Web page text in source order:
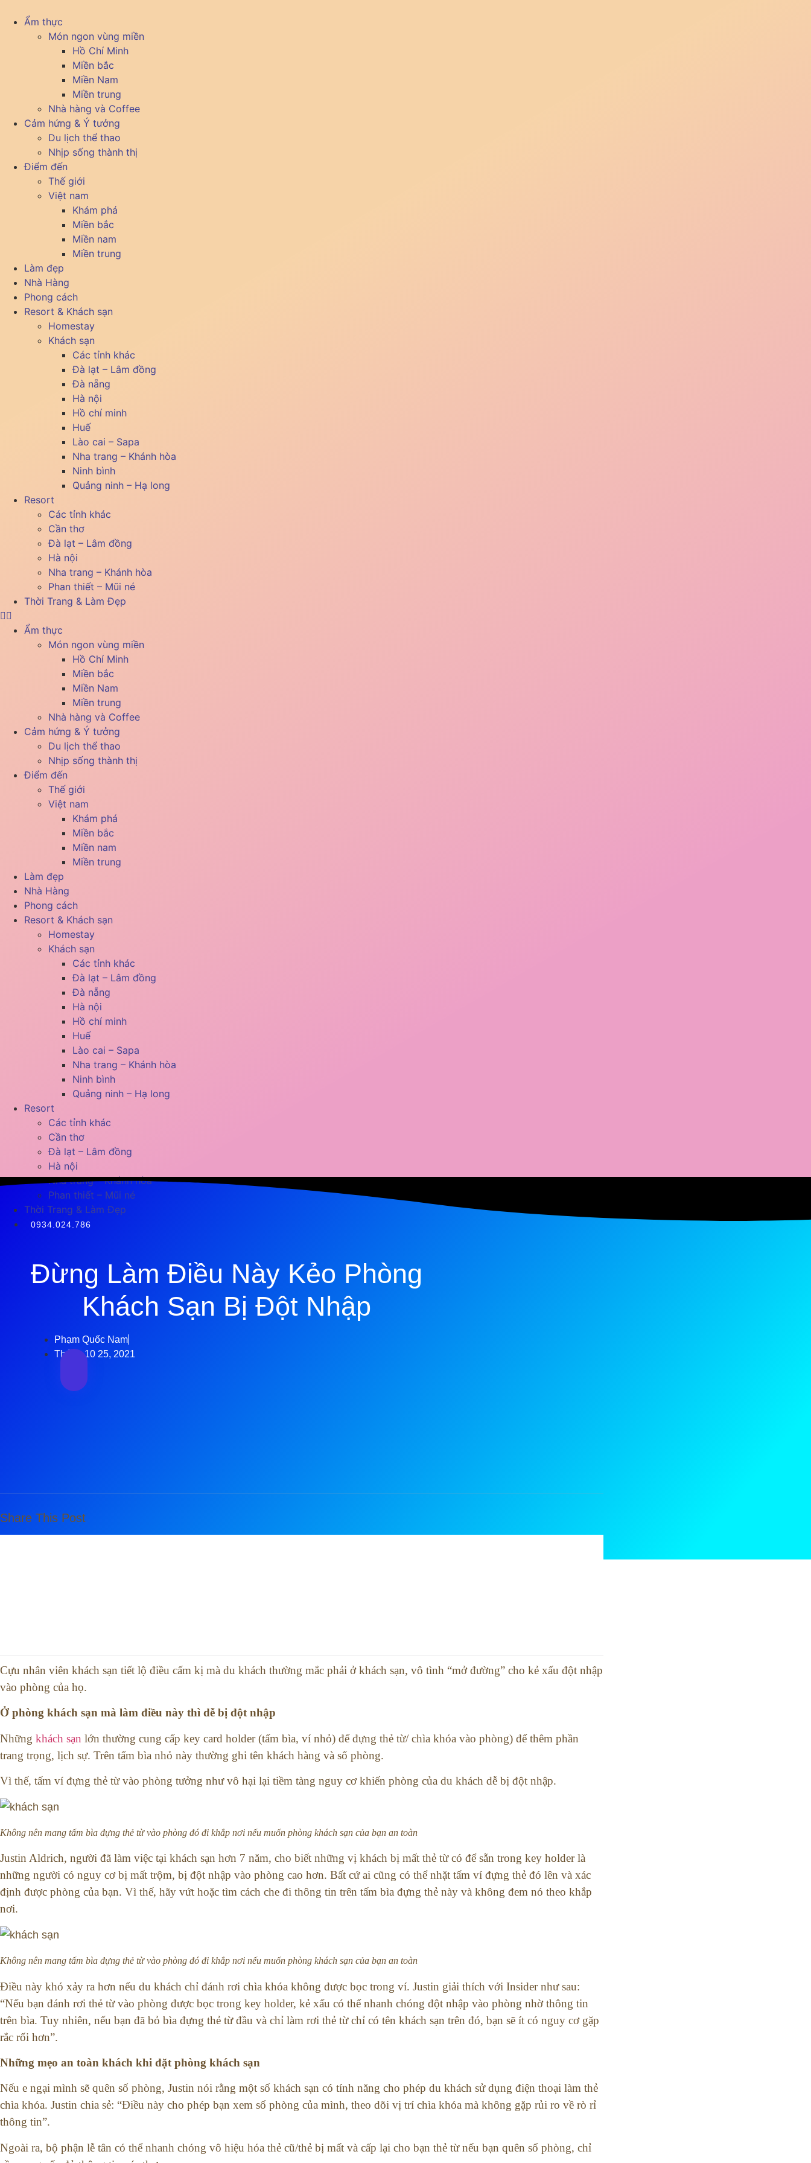
đến
Ẩm thực
Món ngon vùng miền
Hồ Chí Minh
Miền bắc
Miền Nam
Miền trung
Nhà hàng và Coffee
Cảm hứng & Ý tưởng
Du lịch thể thao
Nhịp sống thành thị
Điểm đến
Thế giới
Việt nam
Khám phá
Miền bắc
Miền nam
Miền trung
Làm đẹp
Nhà Hàng
Phong cách
Resort & Khách sạn
Homestay
Khách sạn
Các tỉnh khác
Đà lạt – Lâm đồng
Đà nẵng
Hà nội
Hồ chí minh
Huế
Lào cai – Sapa
Nha trang – Khánh hòa
Ninh bình
Quảng ninh – Hạ long
Resort
Các tỉnh khác
Cần thơ
Đà lạt – Lâm đồng
Hà nội
Nha trang – Khánh hòa
Phan thiết – Mũi né
Thời Trang & Làm Đẹp
Ẩm thực
Món ngon vùng miền
Hồ Chí Minh
Miền bắc
Miền Nam
Miền trung
Nhà hàng và Coffee
Cảm hứng & Ý tưởng
Du lịch thể thao
Nhịp sống thành thị
Điểm đến
Thế giới
Việt nam
Khám phá
Miền bắc
Miền nam
Miền trung
Làm đẹp
Nhà Hàng
Phong cách
Resort & Khách sạn
Homestay
Khách sạn
Các tỉnh khác
Đà lạt – Lâm đồng
Đà nẵng
Hà nội
Hồ chí minh
Huế
Lào cai – Sapa
Nha trang – Khánh hòa
Ninh bình
Quảng ninh – Hạ long
Resort
Các tỉnh khác
Cần thơ
Đà lạt – Lâm đồng
Hà nội
Nha trang – Khánh hòa
Phan thiết – Mũi né
Thời Trang & Làm Đẹp
0934.024.786
Đừng Làm Điều Này Kẻo Phòng
Khách Sạn Bị Đột Nhập
Phạm Quốc Nam
Tháng 10 25, 2021
Share This Post
Cựu nhân viên khách sạn tiết lộ điều cấm kị mà du khách thường mắc phải ở khách sạn, vô tình “mở đường” cho kẻ xấu đột nhập
vào phòng của họ.
Ở phòng khách sạn mà làm điều này thì dễ bị đột nhập
Những khách sạn lớn thường cung cấp key card holder (tấm bìa, ví nhỏ) để đựng thẻ từ/ chìa khóa vào phòng) để thêm phần
trang trọng, lịch sự. Trên tấm bìa nhỏ này thường ghi tên khách hàng và số phòng.
Vì thế, tấm ví đựng thẻ từ vào phòng tưởng như vô hại lại tiềm tàng nguy cơ khiến phòng của du khách dễ bị đột nhập.
Không nên mang tấm bìa đựng thẻ từ vào phòng đó đi khắp nơi nếu muốn phòng khách sạn của bạn an toàn
Justin Aldrich, người đã làm việc tại khách sạn hơn 7 năm, cho biết những vị khách bị mất thẻ từ có để sẵn trong key holder là
những người có nguy cơ bị mất trộm, bị đột nhập vào phòng cao hơn. Bất cứ ai cũng có thể nhặt tấm ví đựng thẻ đó lên và xác
định được phòng của bạn. Vì thế, hãy vứt hoặc tìm cách che đi thông tin trên tấm bìa đựng thẻ này và không đem nó theo khắp
nơi.
Không nên mang tấm bìa đựng thẻ từ vào phòng đó đi khắp nơi nếu muốn phòng khách sạn của bạn an toàn
Điều này khó xảy ra hơn nếu du khách chỉ đánh rơi chìa khóa không được bọc trong ví. Justin giải thích với Insider như sau:
“Nếu bạn đánh rơi thẻ từ vào phòng được bọc trong key holder, kẻ xấu có thể nhanh chóng đột nhập vào phòng nhờ thông tin
trên bìa. Tuy nhiên, nếu bạn đã bỏ bìa đựng thẻ từ đầu và chỉ làm rơi thẻ từ chỉ có tên khách sạn trên đó, bạn sẽ ít có nguy cơ gặp
rắc rối hơn”.
Những mẹo an toàn khách khi đặt phòng khách sạn
Nếu e ngại mình sẽ quên số phòng, Justin nói rằng một số khách sạn có tính năng cho phép du khách sử dụng điện thoại làm thẻ
chìa khóa. Justin chia sẻ: “Điều này cho phép bạn xem số phòng của mình, theo dõi vị trí chìa khóa mà không gặp rủi ro về rò rỉ
thông tin”.
Ngoài ra, bộ phận lễ tân có thể nhanh chóng vô hiệu hóa thẻ cũ/thẻ bị mất và cấp lại cho bạn thẻ từ nếu bạn quên số phòng, chỉ